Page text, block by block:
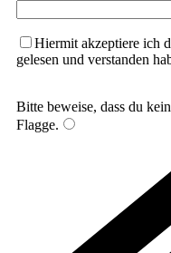
Hiermit akzeptiere ich
gelesen und verstanden
Bitte beweise, dass du
Flagge.